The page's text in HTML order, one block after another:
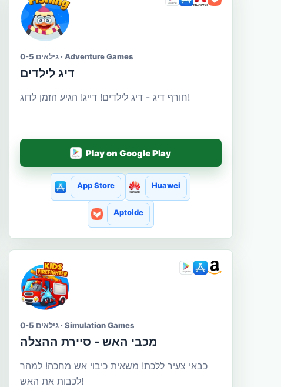
גילאים 0-5 · Adventure Games
דיג לילדים
חורף דיג - דיג לילדים! דייג! הגיע הזמן לדוג!
Play on Google Play
App Store Huawei
Aptoide
גילאים 0-5 · Simulation Games
מכבי האש - סיירת ההצלה
כבאי צעיר ללכת! משאית כיבוי אש מחכה! למהר
לכבות את האש!